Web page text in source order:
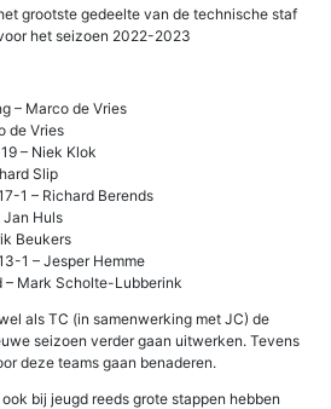
grootste gedeelte van de technische staf
het seizoen 2022-2023
– Marco de Vries
de Vries
– Niek Klok
Slip
1 – Richard Berends
Jan Huls
Beukers
1 – Jesper Hemme
– Mark Scholte-Lubberink
als TC (in samenwerking met JC) de
seizoen verder gaan uitwerken. Tevens
deze teams gaan benaderen.
bij jeugd reeds grote stappen hebben